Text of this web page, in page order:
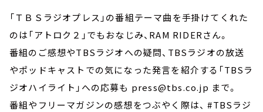
「ＴＢＳラジオプレス」の番組テーマ曲を手掛けてくれた
のは「アトロク２」でもおなじみ、RAM RIDERさん。
番組のご感想やTBSラジオへの疑問、TBSラジオの放送
やポッドキャストでの気になった発言を紹介する「TBSラ
ジオハイライト」への応募も press@tbs.co.jp まで。
番組やフリーマガジンの感想をつぶやく際は、 #TBSラジ